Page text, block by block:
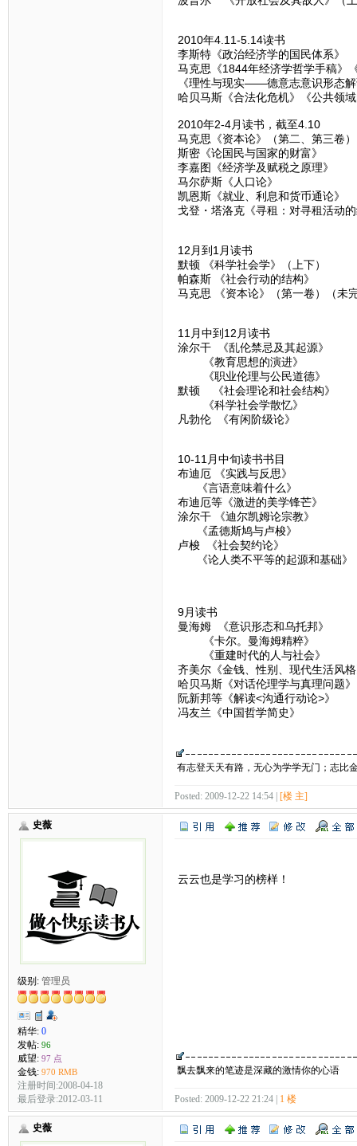
2010年4.11-5.14读书
李斯特《政治经济学的国民体系》
马克思《1844年经济学哲学手稿》
《理性与现实——德意志意识形态
哈贝马斯《合法化危机》《公共领
2010年2-4月读书，截至4.10
马克思《资本论》（第二、第三卷）
斯密《论国民与国家的财富》
李嘉图《经济学及赋税之原理》
马尔萨斯《人口论》
凯恩斯《就业、利息和货币通论》
戈登・塔洛克《寻租：对寻租活动
12月到1月读书
默顿 《科学社会学》（上下）
帕森斯 《社会行动的结构》
马克思 《资本论》（第一卷）（未
11月中到12月读书
涂尔干 《乱伦禁忌及其起源》
《教育思想的演进》
《职业伦理与公民道德》
默顿 《社会理论和社会结构》
《科学社会学散忆》
凡勃伦 《有闲阶级论》
10-11月中旬读书书目
布迪厄 《实践与反思》
《言语意味着什么》
布迪厄等《激进的美学锋芒》
涂尔干 《迪尔凯姆论宗教》
《孟德斯鸠与卢梭》
卢梭 《社会契约论》
《论人类不平等的起源和基础》
9月读书
曼海姆 《意识形态和乌托邦》
《卡尔。曼海姆精粹》
《重建时代的人与社会》
齐美尔《金钱、性别、现代生活风
哈贝马斯《对话伦理学与真理问题》
阮新邦等《解读<沟通行动论>》
冯友兰《中国哲学简史》
有志登天天有路，无心为学学无门；志比
Posted: 2009-12-22 14:54 | [楼 主]
史薇
级别: 管理员
精华: 0
发帖: 96
威望: 97 点
金钱: 970 RMB
注册时间:2008-04-18
最后登录:2012-03-11
云云也是学习的榜样！
飘去飘来的笔迹是深藏的激情你的心语
Posted: 2009-12-22 21:24 | 1 楼
史薇